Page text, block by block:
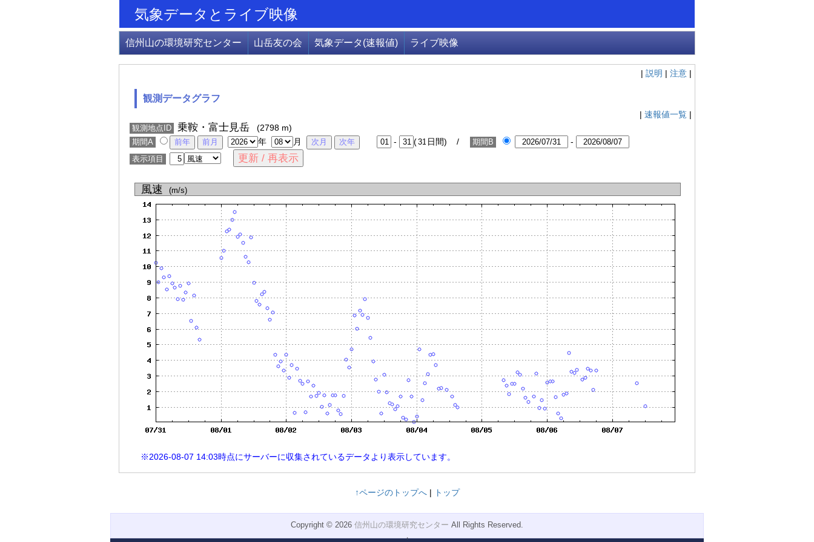
気象データとライブ映像
信州山の環境研究センター 山岳友の会 気象データ(速報値) ライブ映像
| 説明 | 注意 |
観測データグラフ
| 速報値一覧 |
観測地点ID 乗鞍・富士見岳 (2798 m)
期間A 年 月 - ( 日間) / 期間B -
表示項目
風速 (m/s)
※2026-08-07 14:03時点にサーバーに収集されているデータより表示しています。
↑ページのトップへ| トップ
Copyright © 2026 信州山の環境研究センター All Rights Reserved.
，